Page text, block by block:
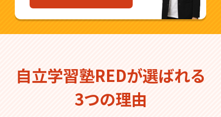
自立学習塾REDが選ばれる
3つの理由